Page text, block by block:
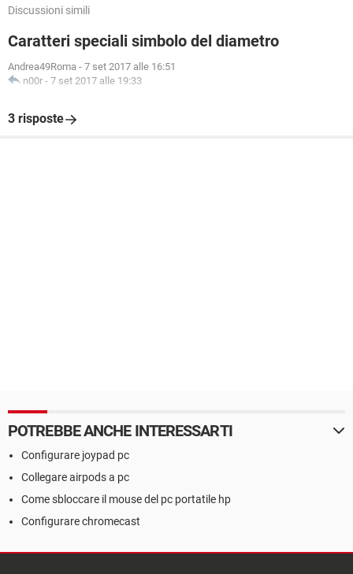
Discussioni simili
Caratteri speciali simbolo del diametro
Andrea49Roma - 7 set 2017 alle 16:51
n00r - 7 set 2017 alle 19:33
3 risposte
POTREBBE ANCHE INTERESSARTI
Configurare joypad pc
Collegare airpods a pc
Come sbloccare il mouse del pc portatile hp
Configurare chromecast